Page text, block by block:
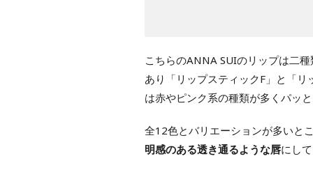
こちらのANNA SUIのリップは二種
あり「リップスティックF」と「
は赤やピンク系の種類が多くパッと
全12色とバリエーションが多いと
明感のある透き通るような唇にし